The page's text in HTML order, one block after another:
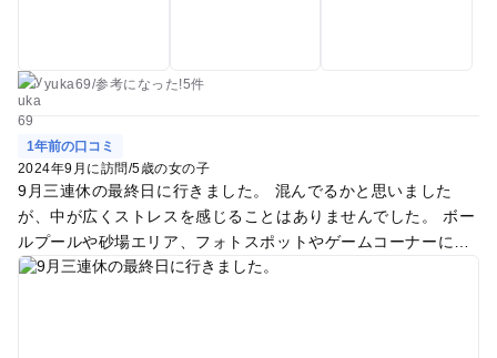
は一日中遊んでいられそうです。 駐車場は、7時間100円の割
引券がもらえます。 入場すれば時間無制限で遊べるし、途中退
出しても、何度でも再入場できるのでいいですね。 店内はとて
も明るく綺麗で、店員さんのお兄さんお姉さんも子どもたちと
遊んでくれます！
yuka69/参考に なった!5件
1年前の口コミ
2024年9月に訪問/5歳の女の子
9月三連休の最終日に行きました。 混んでるかと思いました
が、中が広くストレスを感じることはありませんでした。 ボー
ルプールや砂場エリア、フォトスポットやゲームコーナーにど
約3時間あっという間でした。 中は持込完全不可ですが、中に